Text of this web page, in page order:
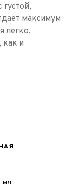
максимум
легко,
как и
мл